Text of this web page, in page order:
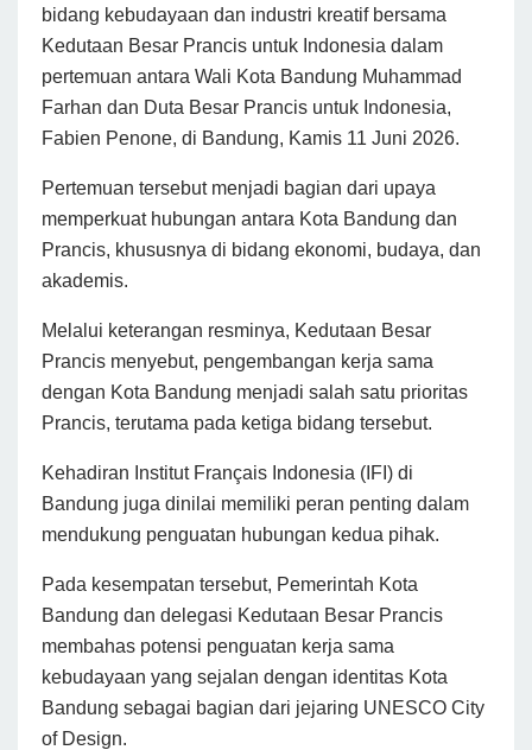
bidang kebudayaan dan industri kreatif bersama
Kedutaan Besar Prancis untuk Indonesia dalam
pertemuan antara Wali Kota Bandung Muhammad
Farhan dan Duta Besar Prancis untuk Indonesia,
Fabien Penone, di Bandung, Kamis 11 Juni 2026.
Pertemuan tersebut menjadi bagian dari upaya
memperkuat hubungan antara Kota Bandung dan
Prancis, khususnya di bidang ekonomi, budaya, dan
akademis.
Melalui keterangan resminya, Kedutaan Besar
Prancis menyebut, pengembangan kerja sama
dengan Kota Bandung menjadi salah satu prioritas
Prancis, terutama pada ketiga bidang tersebut.
Kehadiran Institut Français Indonesia (IFI) di
Bandung juga dinilai memiliki peran penting dalam
mendukung penguatan hubungan kedua pihak.
Pada kesempatan tersebut, Pemerintah Kota
Bandung dan delegasi Kedutaan Besar Prancis
membahas potensi penguatan kerja sama
kebudayaan yang sejalan dengan identitas Kota
Bandung sebagai bagian dari jejaring UNESCO City
of Design.